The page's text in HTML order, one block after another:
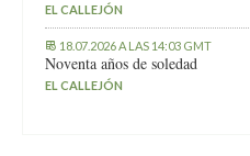
EL CALLEJÓN
18.07.2026 A LAS 14:03 GMT
Noventa años de soledad
EL CALLEJÓN